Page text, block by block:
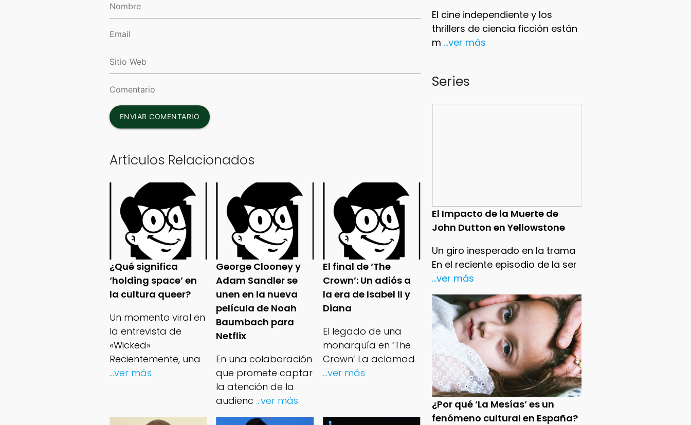
El cine independiente y los
thrillers de ciencia ficción están
m ...ver más
Series
El Impacto de la Muerte de
John Dutton en Yellowstone
Un giro inesperado en la trama
En el reciente episodio de la ser
...ver más
¿Por qué ‘La Mesías’ es un
fenómeno cultural en España?
ENVIAR COMENTARIO
Artículos Relacionados
¿Qué significa
‘holding space’ en
la cultura queer?
Un momento viral en
la entrevista de
«Wicked»
Recientemente, una
...ver más
George Clooney y
Adam Sandler se
unen en la nueva
película de Noah
Baumbach para
Netflix
En una colaboración
que promete captar
la atención de la
audienc ...ver más
El final de ‘The
Crown’: Un adiós a
la era de Isabel II y
Diana
El legado de una
monarquía en ‘The
Crown’ La aclamad
...ver más